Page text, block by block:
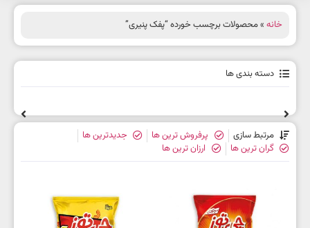
خانه » محصولات برچسب خورده “پفک پنیری”
دسته بندی ها
مرتبط سازی پرفروش ترین ها
جدیدترین ها
گران ترین ها
ارزان ترین ها